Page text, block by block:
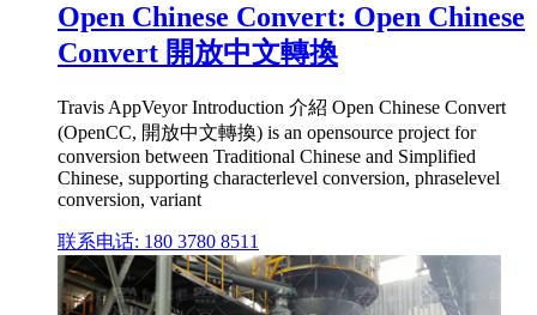
Open Chinese Convert: Open Chinese
Convert 開放中文轉換
Travis AppVeyor Introduction 介紹 Open Chinese Convert
(OpenCC, 開放中文轉換) is an opensource project for
conversion between Traditional Chinese and Simplified
Chinese, supporting characterlevel conversion, phraselevel
conversion, variant
联系电话: 180 3780 8511